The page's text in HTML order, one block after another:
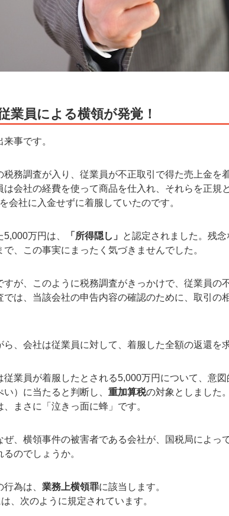
業員による横領が発覚！
事です。
務調査が入り、従業員が不正取引で得た売上金を
は会社の経費を使って商品を仕入れ、それらを正規
会社に入金せずに着服していたのです。
万円は、 「所得隠し」
と認定されました。残
、この事実にまったく気づきませんでした。
が、このように税務調査がきっかけで、従業員の
では、当該会社の申告内容の確認のために、取引の
、会社は従業員に対して、着服した全額の返還を
業員が着服したとされる5,000万円について、意図
）に当たると判断し、 重加算税の対象としました。
まさに「泣きっ面に蜂」です。
、横領事件の被害者である会社が、国税局によっ
るのでしょうか。
為は、 業務上横領罪に該当します。
、次のように規定されています。